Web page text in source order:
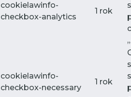
cookielawinfo-
checkbox-analytics
1 rok
cookielawinfo-
checkbox-necessary
1 rok